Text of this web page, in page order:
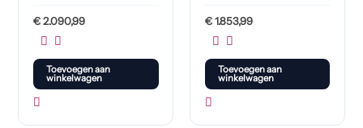
€2.090,99
Toevoegen aan
winkelwagen
€1.853,99
Toevoegen aan
winkelwagen